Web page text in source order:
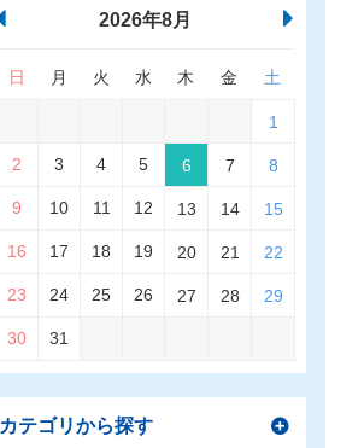
2026年8月
日 月 火 水 木 金 土
1
2 3 4 5 6 7 8
9 10 11 12 13 14 15
16 17 18 19 20 21 22
23 24 25 26 27 28 29
30 31
カテゴリから探す